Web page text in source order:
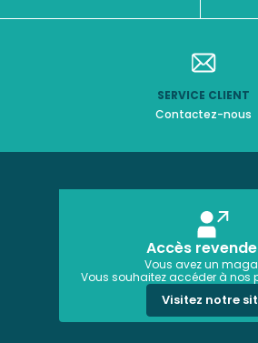
SERVICE CLIENT
Contactez-nous
Accès
Vous avez un
Vous souhaitez accéder à nos
Visitez notre